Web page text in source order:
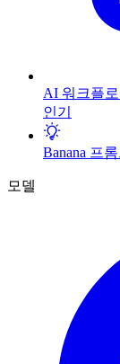
AI 워크플
인기
Banana 프
모델